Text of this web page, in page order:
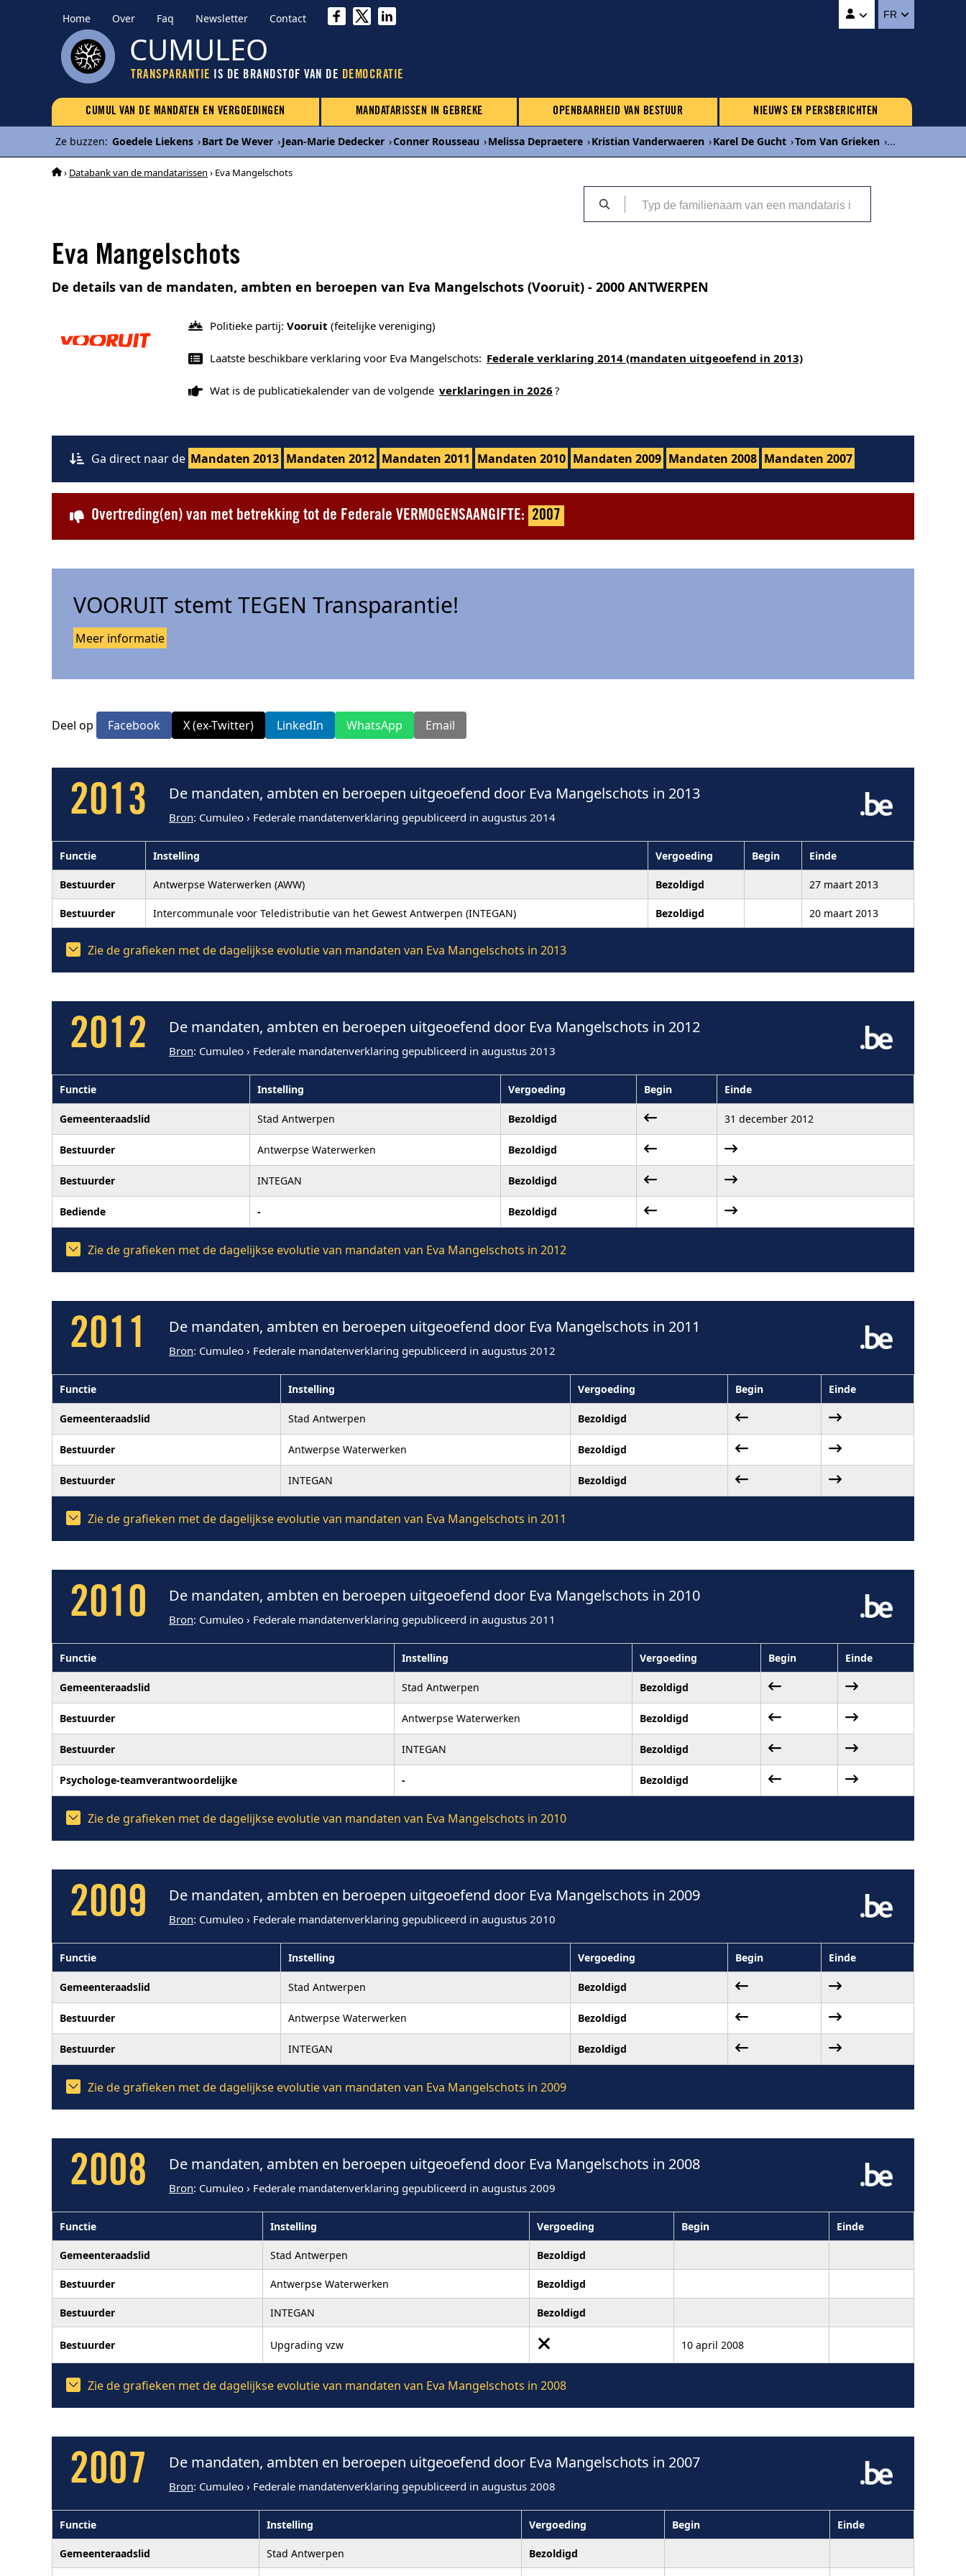
Home Over Faq Newsletter Contact FR
CUMULEO
TRANSPARANTIE IS DE BRANDSTOF VAN DE DEMOCRATIE
CUMUL VAN DE MANDATEN EN VERGOEDINGEN MANDATARISSEN IN GEBREKE OPENBAARHEID VAN BESTUUR NIEUWS EN PERSBERICHTEN
Ze buzzen: Goedele Liekens ›Bart De Wever ›Jean-Marie Dedecker ›Conner Rousseau ›Melissa Depraetere ›Kristian Vanderwaeren ›Karel De Gucht ›Tom Van Grieken ›...
› Databank van de mandatarissen › Eva Mangelschots
Eva Mangelschots
De details van de mandaten, ambten en beroepen van Eva Mangelschots (Vooruit) - 2000 ANTWERPEN
Politieke partij: Vooruit (feitelijke vereniging)
Laatste beschikbare verklaring voor Eva Mangelschots: Federale verklaring 2014 (mandaten uitgeoefend in 2013)
Wat is de publicatiekalender van de volgende verklaringen in 2026 ?
Ga direct naar de Mandaten 2013 Mandaten 2012 Mandaten 2011 Mandaten 2010 Mandaten 2009 Mandaten 2008 Mandaten 2007
Overtreding(en) van met betrekking tot de Federale VERMOGENSAANGIFTE: 2007
VOORUIT stemt TEGEN Transparantie!
Meer informatie
Deel op Facebook X (ex-Twitter) LinkedIn WhatsApp Email
2013 De mandaten, ambten en beroepen uitgeoefend door Eva Mangelschots in 2013
Bron: Cumuleo › Federale mandatenverklaring gepubliceerd in augustus 2014
Functie Instelling Vergoeding Begin Einde
Bestuurder Antwerpse Waterwerken (AWW) Bezoldigd 27 maart 2013
Bestuurder Intercommunale voor Teledistributie van het Gewest Antwerpen (INTEGAN) Bezoldigd 20 maart 2013
Zie de grafieken met de dagelijkse evolutie van mandaten van Eva Mangelschots in 2013
2012 De mandaten, ambten en beroepen uitgeoefend door Eva Mangelschots in 2012
Bron: Cumuleo › Federale mandatenverklaring gepubliceerd in augustus 2013
Functie Instelling Vergoeding Begin Einde
Gemeenteraadslid Stad Antwerpen Bezoldigd 31 december 2012
Bestuurder Antwerpse Waterwerken Bezoldigd
Bestuurder INTEGAN Bezoldigd
Bediende - Bezoldigd
Zie de grafieken met de dagelijkse evolutie van mandaten van Eva Mangelschots in 2012
2011 De mandaten, ambten en beroepen uitgeoefend door Eva Mangelschots in 2011
Bron: Cumuleo › Federale mandatenverklaring gepubliceerd in augustus 2012
Functie Instelling Vergoeding Begin Einde
Gemeenteraadslid Stad Antwerpen Bezoldigd
Bestuurder Antwerpse Waterwerken Bezoldigd
Bestuurder INTEGAN Bezoldigd
Zie de grafieken met de dagelijkse evolutie van mandaten van Eva Mangelschots in 2011
2010 De mandaten, ambten en beroepen uitgeoefend door Eva Mangelschots in 2010
Bron: Cumuleo › Federale mandatenverklaring gepubliceerd in augustus 2011
Functie Instelling Vergoeding Begin Einde
Gemeenteraadslid Stad Antwerpen Bezoldigd
Bestuurder Antwerpse Waterwerken Bezoldigd
Bestuurder INTEGAN Bezoldigd
Psychologe-teamverantwoordelijke - Bezoldigd
Zie de grafieken met de dagelijkse evolutie van mandaten van Eva Mangelschots in 2010
2009 De mandaten, ambten en beroepen uitgeoefend door Eva Mangelschots in 2009
Bron: Cumuleo › Federale mandatenverklaring gepubliceerd in augustus 2010
Functie Instelling Vergoeding Begin Einde
Gemeenteraadslid Stad Antwerpen Bezoldigd
Bestuurder Antwerpse Waterwerken Bezoldigd
Bestuurder INTEGAN Bezoldigd
Zie de grafieken met de dagelijkse evolutie van mandaten van Eva Mangelschots in 2009
2008 De mandaten, ambten en beroepen uitgeoefend door Eva Mangelschots in 2008
Bron: Cumuleo › Federale mandatenverklaring gepubliceerd in augustus 2009
Functie Instelling Vergoeding Begin Einde
Gemeenteraadslid Stad Antwerpen Bezoldigd
Bestuurder Antwerpse Waterwerken Bezoldigd
Bestuurder INTEGAN Bezoldigd
Bestuurder Upgrading vzw 10 april 2008
Zie de grafieken met de dagelijkse evolutie van mandaten van Eva Mangelschots in 2008
2007 De mandaten, ambten en beroepen uitgeoefend door Eva Mangelschots in 2007
Bron: Cumuleo › Federale mandatenverklaring gepubliceerd in augustus 2008
Functie Instelling Vergoeding Begin Einde
Gemeenteraadslid Stad Antwerpen Bezoldigd